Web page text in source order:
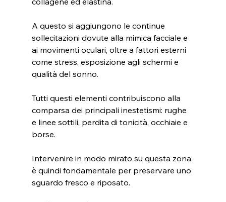
A questo si aggiungono le continue
sollecitazioni dovute alla mimica facciale e
ai movimenti oculari, oltre a fattori esterni
come stress, esposizione agli schermi e
qualità del sonno.
Tutti questi elementi contribuiscono alla
comparsa dei principali inestetismi: rughe
e linee sottili, perdita di tonicità, occhiaie e
borse.
Intervenire in modo mirato su questa zona
è quindi fondamentale per preservare uno
sguardo fresco e riposato.